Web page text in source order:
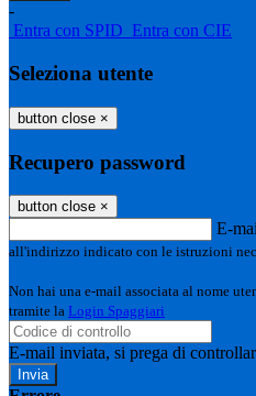
-
Entra con SPID Entra con CIE
Seleziona utente
button close ×
Recupero password
button close ×
E-
all'indirizzo indicato con le istruzioni
Non hai una e-mail associata al nome
tramite la Login Spaggiari
E-mail inviata, si prega di